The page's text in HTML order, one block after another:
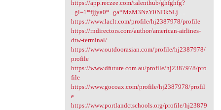
https://app.reczee.com/talenthub/ghfghfg?
_gl=1*fjjya0*_ga*MzM3NzY0NDk5Lj...
https://www.laclt.com/profile/hj2387978/profile
https://rndirectors.com/author/american-airlines-
dtw-terminal/
https://www.outdoorasian.com/profile/hj2387978/
profile
https://www.dfuture.com.au/profile/hj2387978/pro
file
https://www.gocoax.com/profile/hj2387978/profil
e
https://www.portlandctschools.org/profile/hj23879